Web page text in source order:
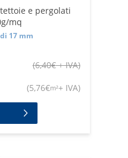
e pergolati
mq
17 mm
(6,40€+ IVA)
(5,76€m²+ IVA)